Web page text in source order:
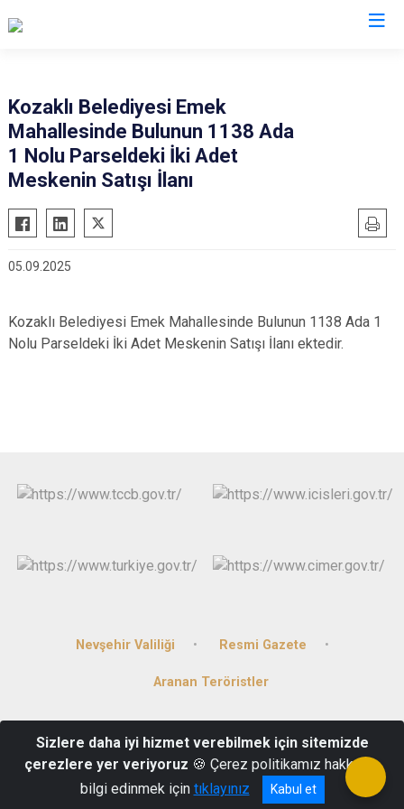
Acıgöl
Avanos
Gülşehir
Kozaklı Belediyesi Emek
Mahallesinde Bulunun 1138 Ada
1 Nolu Parseldeki İki Adet
Meskenin Satışı İlanı
05.09.2025
Kozaklı Belediyesi Emek Mahallesinde Bulunun 1138 Ada 1
Nolu Parseldeki İki Adet Meskenin Satışı İlanı ektedir.
Nevşehir Valiliği Resmi Gazete
Aranan Teröristler
Kozaklı/NEVŞEHİR
(0384) 471 40 03
Sizlere daha iyi hizmet verebilmek için sitemizde
çerezlere yer veriyoruz 🍪 Çerez politikamız hakkında
bilgi edinmek için tıklayınız Kabul et